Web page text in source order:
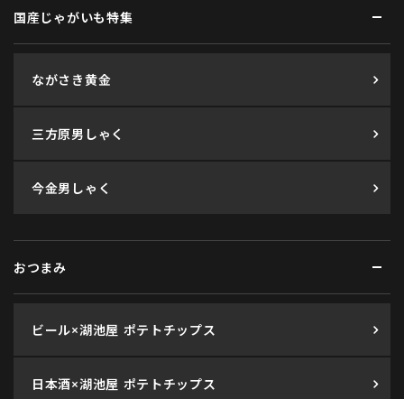
国産じゃがいも特集
ながさき黄金
三方原男しゃく
今金男しゃく
おつまみ
ビール×湖池屋 ポテトチップス
日本酒×湖池屋 ポテトチップス